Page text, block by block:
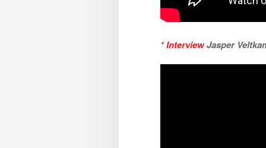
*InterviewJasper